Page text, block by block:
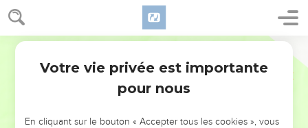
NE MANQUEZ PAS L’ÉVÉNEMENT
Votre vie privée est importante
pour nous
En cliquant sur le bouton « Accepter tous les cookies », vous